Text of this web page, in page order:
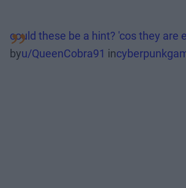
could these be a hint? 'cos they are
byu/QueenCobra91 in